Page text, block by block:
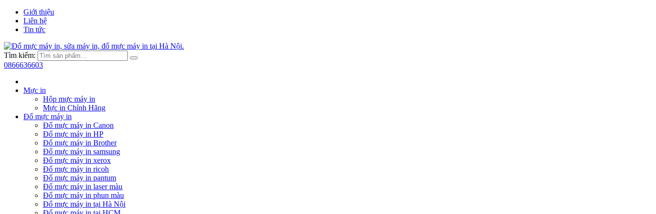
Giới thiệu
Liên hệ
Tin tức
Tìm kiếm:
0866636603
Mực in
Hộp mực máy in
Mực in Chính Hãng
Đổ mực máy in
Đổ mực máy in Canon
Đổ mực máy in HP
Đổ mực máy in Brother
Đổ mực máy in samsung
Đổ mực máy in xerox
Đổ mực máy in ricoh
Đổ mực máy in pantum
Đổ mực máy in laser màu
Đổ mực máy in phun màu
Đổ mực máy in tại Hà Nội